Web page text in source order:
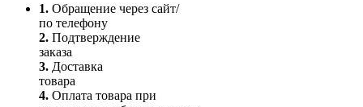
1. Обращение через сайт/
по телефону
2. Подтверждение
заказа
3. Доставка
товара
4. Оплата товара при